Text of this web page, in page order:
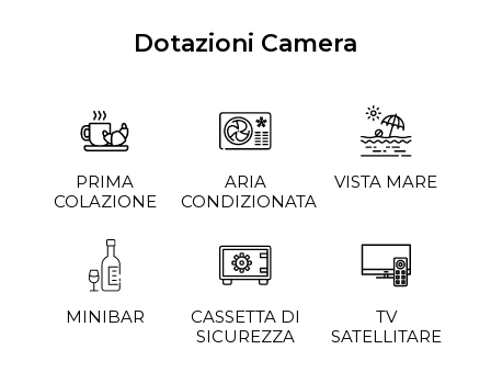
Dotazioni Camera
PRIMA
COLAZIONE
ARIA
CONDIZIONATA
VISTA MARE
MINIBAR
CASSETTA DI
SICUREZZA
TV
SATELLITARE